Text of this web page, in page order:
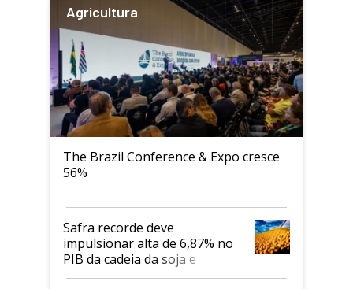
Agricultura
The Brazil Conference & Expo cresce
56%
Safra recorde deve
impulsionar alta de 6,87% no
PIB da cadeia da soja e
biodiesel em 2026